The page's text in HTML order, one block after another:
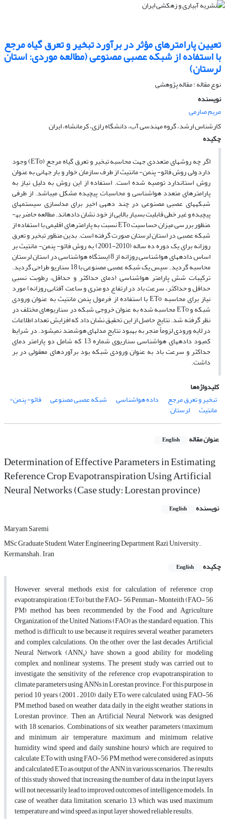
تعیین پارامترهای مؤثر در برآورد تبخیر و تعرق گیاه مرجع
با استفاده از شبکه عصبی مصنوعی (مطالعه موردی: استان
لرستان)
نوع مقاله : مقاله پژوهشی
نویسنده
مریم صارمی
کارشناس ارشد، گروه مهندسی آب، دانشگاه رازی، کرمانشاه، ایران
چکیده
اگر چه روش­های متعددی جهت محاسبه تبخیر و تعرق گیاه مرجع (ETo) وجود
دارد ولی روش فائو- پنمن- مانتیث از طرف سازمان خوار و بار جهانی به عنوان
روش استاندارد توصیه شده است. استفاده از این روش به دلیل نیاز به
پارامترهای متعدد هواشناسی و محاسبات پیچیده مشکل می­باشد. از طرفی
شبکه­های عصبی مصنوعی در چند دهه­ی اخیر برای مدل­سازی سیستم­های
پیچیده و غیر خطی قابلیت بسیار بالایی از خود نشان داده­اند. مطالعه حاضر به­
منظور بررسی میزان حساسیت ETo نسبت به پارامترهای اقلیمی با استفاده از
شبکه عصبی در استان لرستان صورت گرفته است. بدین منظور تبخیر و تعرق
روزانه برای یک دوره ده ساله (2010-2001) به روش فائو- پنمن- مانتیث بر
اساس داده­های هواشناسی روزانه از 8 ایستگاه هواشناسی در استان لرستان
محاسبه گردید. سپس یک شبکه عصبی مصنوعی با 18 سناریو طراحی گردید.
ترکیبات شش پارامتر هواشناسی (دمای حداکثر و حداقل، رطوبت نسبی
حداقل و حداکثر، سرعت باد در ارتفاع دو متری و ساعت آفتابی روزانه) مورد
نیاز برای محاسبه ETo با استفاده از فرمول پنمن مانتیث به عنوان ورودی
شبکه و ETo محاسبه شده به عنوان خروجی شبکه در سناریوهای مختلف در
نظر گرفته شد. نتایج حاصل از این تحقیق نشان داد که افزایش تعداد اطلاعات
در لایه ورودی لزوماً منجر به بهبود نتایج مدل­های هوشمند نمی­شود. در شرایط
کمبود داده­های هواشناسی سناریوی شماره 13 که شامل دو پارامتر دمای
حداکثر و سرعت باد به عنوان ورودی شبکه بود برآوردهای معقولی در بر
داشت.
کلیدواژه‌ها
تبخیر و تعرق مرجع
داده هواشناسی شبکه عصبی مصنوعی فائو- پنمن-
مانتیث لرستان
عنوان مقاله English
Determination of Effective Parameters in Estimating
Reference Crop Evapotranspiration Using Artificial
Neural Networks (Case study: Lorestan province)
نویسنده English
Maryam Saremi
MSc Graduate Student, Water Engineering Department, Razi University.,
Kermanshah., Iran
چکیده
English
However, several methods exist for calculation of reference crop
evapotranspiration (ETo) but the FAO- 56 Penman- Monteith (FAO- 56
PM) method has been recommended by the Food and Agriculture
Organization of the United Nations (FAO) as the standard equation. This
method is difficult to use because it requires several weather parameters
and complex calculations. On the other, over the last decades Artificial
Neural Network (ANNs) have shown a good ability for modeling
complex and nonlinear systems. The present study was carried out to
investigate the sensitivity of the reference crop evapotranspiration to
climate parameters using ANNs in Lorestan province. For this purpose in
period 10 years (2001 – 2010) daily ETo were calculated using FAO-56
PM method based on weather data daily in the eight weather stations in
Lorestan province. Then an Artificial Neural Network was designed
with 18 scenarios. Combinations of six weather parameters (maximum
and minimum air temperature, maximum and minimum relative
humidity, wind speed and daily sunshine hours) which are required to
calculate ETo with using FAO-56 PM method were considered as inputs
and calculated ETo as output of the ANN in various scenarios. The results
of this study showed that increasing the number of data in the input layers
will not necessarily lead to improved outcomes of intelligence models. In
case of weather data limitation, scenario 13 which was used maximum
temperature and wind speed as input layer showed reliable results.